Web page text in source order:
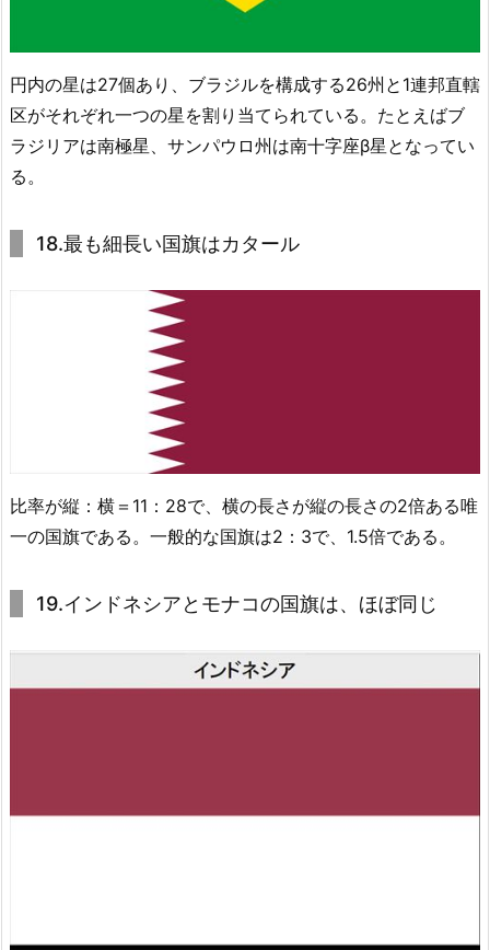
円内の星は27個あり、ブラジルを構成する26州と1連邦直轄
区がそれぞれ一つの星を割り当てられている。たとえばブ
ラジリアは南極星、サンパウロ州は南十字座β星となってい
る。
18.最も細長い国旗はカタール
比率が縦：横＝11：28で、横の長さが縦の長さの2倍ある唯
一の国旗である。一般的な国旗は2：3で、1.5倍である。
19.インドネシアとモナコの国旗は、ほぼ同じ